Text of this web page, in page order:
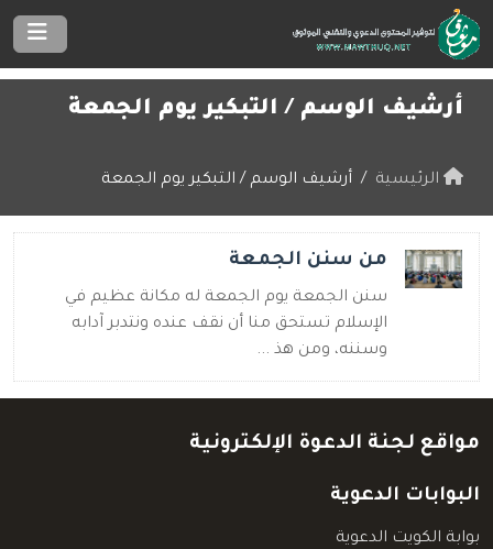
أرشيف الوسم / التبكير يوم الجمعة
الرئيسية أرشيف الوسم / التبكير يوم الجمعة
من سنن الجمعة
سنن الجمعة يوم الجمعة له مكانة عظيم في
الإسلام تستحق منا أن نقف عنده ونتدبر آدابه
وسننه، ومن هذ ...
مواقع لجنة الدعوة الإلكترونية
البوابات الدعوية
بوابة الكويت الدعوية